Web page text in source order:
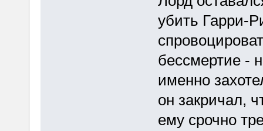
убить Гарри-
бессмертие -
именно
он закричал,
ему срочно